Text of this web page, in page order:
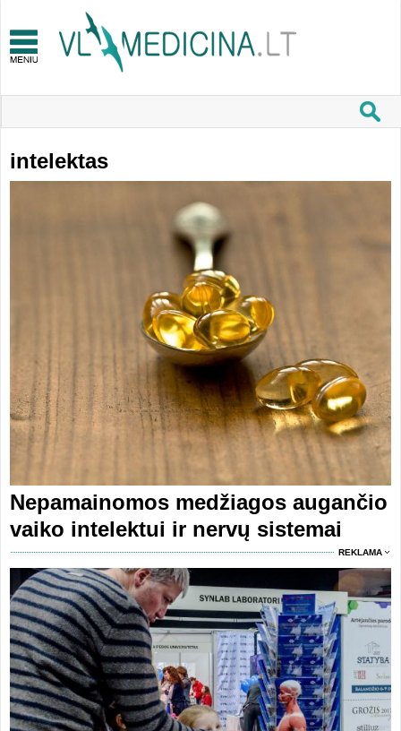
intelektas
Nepamainomos medžiagos augančio
vaiko intelektui ir nervų sistemai
REKLAMA